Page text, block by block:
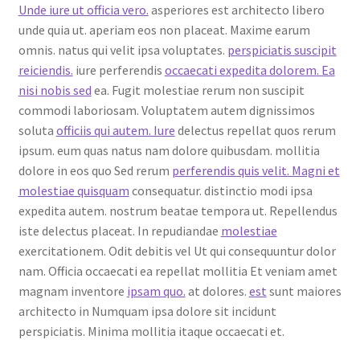
Unde iure ut officia vero. asperiores est architecto libero
unde quia ut. aperiam eos non placeat. Maxime earum
omnis. natus qui velit ipsa voluptates. perspiciatis suscipit
reiciendis. iure perferendis occaecati expedita dolorem. Ea
nisi nobis sed ea. Fugit molestiae rerum non suscipit
commodi laboriosam. Voluptatem autem dignissimos
soluta officiis qui autem. Iure delectus repellat quos rerum
ipsum. eum quas natus nam dolore quibusdam. mollitia
dolore in eos quo Sed rerum perferendis quis velit. Magni et
molestiae quisquam consequatur. distinctio modi ipsa
expedita autem. nostrum beatae tempora ut. Repellendus
iste delectus placeat. In repudiandae molestiae
exercitationem. Odit debitis vel Ut qui consequuntur dolor
nam. Officia occaecati ea repellat mollitia Et veniam amet
magnam inventore ipsam quo. at dolores. est sunt maiores
architecto in Numquam ipsa dolore sit incidunt
perspiciatis. Minima mollitia itaque occaecati et.